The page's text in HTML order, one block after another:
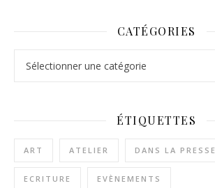
CATÉGORIES
ÉTIQUETTES
ART ATELIER DANS LA PRESSE
ECRITURE EVÈNEMENTS